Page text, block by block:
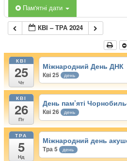
Пам'ятні дати
КВІ – ТРА 2024
КВІ
25
Чт
Міжнародний День ДНК
Кві 25 день
КВІ
26
Пт
День пам’яті
Кві 26 день
ТРА
5
Нд
Міжнародний день
Тра 5 день